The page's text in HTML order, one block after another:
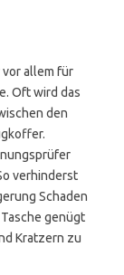
allem für
Oft wird das
den
verhinderst
Schaden
genügt
Kratzern zu